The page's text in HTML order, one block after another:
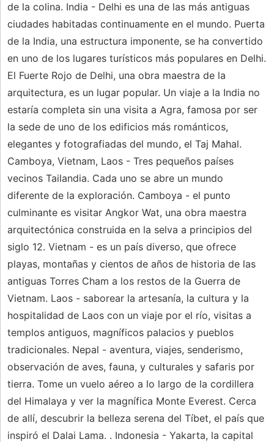
de la colina. India - Delhi es una de las más antiguas
ciudades habitadas continuamente en el mundo. Puerta
de la India, una estructura imponente, se ha convertido
en uno de los lugares turísticos más populares en Delhi.
El Fuerte Rojo de Delhi, una obra maestra de la
arquitectura, es un lugar popular. Un viaje a la India no
estaría completa sin una visita a Agra, famosa por ser
la sede de uno de los edificios más románticos,
elegantes y fotografiadas del mundo, el Taj Mahal.
Camboya, Vietnam, Laos - Tres pequeños países
vecinos Tailandia. Cada uno se abre un mundo
diferente de la exploración. Camboya - el punto
culminante es visitar Angkor Wat, una obra maestra
arquitectónica construida en la selva a principios del
siglo 12. Vietnam - es un país diverso, que ofrece
playas, montañas y cientos de años de historia de las
antiguas Torres Cham a los restos de la Guerra de
Vietnam. Laos - saborear la artesanía, la cultura y la
hospitalidad de Laos con un viaje por el río, visitas a
templos antiguos, magníficos palacios y pueblos
tradicionales. Nepal - aventura, viajes, senderismo,
observación de aves, fauna, y culturales y safaris por
tierra. Tome un vuelo aéreo a lo largo de la cordillera
del Himalaya y ver la magnífica Monte Everest. Cerca
de allí, descubrir la belleza serena del Tíbet, el país que
inspiró el Dalai Lama. . Indonesia - Yakarta, la capital